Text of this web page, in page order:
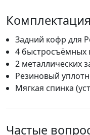
Комплектация
Задний кофр для
4 быстросъёмных
2 металлических
Резиновый
Мягкая спинка
Частые